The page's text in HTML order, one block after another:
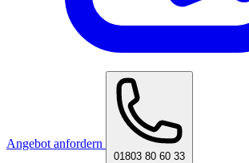
Angebot anfordern
01803 80 60 33